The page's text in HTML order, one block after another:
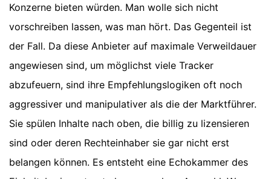
Konzerne bieten würden. Man wolle sich nicht
vorschreiben lassen, was man hört. Das Gegenteil ist
der Fall. Da diese Anbieter auf maximale Verweildauer
angewiesen sind, um möglichst viele Tracker
abzufeuern, sind ihre Empfehlungslogiken oft noch
aggressiver und manipulativer als die der Marktführer.
Sie spülen Inhalte nach oben, die billig zu lizensieren
sind oder deren Rechteinhaber sie gar nicht erst
belangen können. Es entsteht eine Echokammer des